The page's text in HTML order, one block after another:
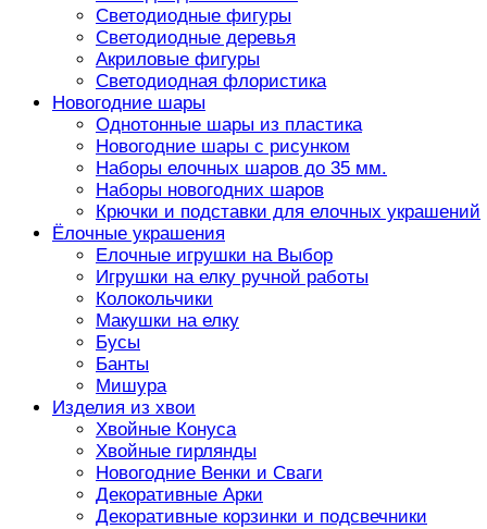
Светодиодные фигуры
Светодиодные деревья
Акриловые фигуры
Светодиодная флористика
Новогодние шары
Однотонные шары из пластика
Новогодние шары с рисунком
Наборы елочных шаров до 35 мм.
Наборы новогодних шаров
Крючки и подставки для елочных украшений
Ёлочные украшения
Елочные игрушки на Выбор
Игрушки на елку ручной работы
Колокольчики
Макушки на елку
Бусы
Банты
Мишура
Изделия из хвои
Хвойные Конуса
Хвойные гирлянды
Новогодние Венки и Сваги
Декоративные Арки
Декоративные корзинки и подсвечники